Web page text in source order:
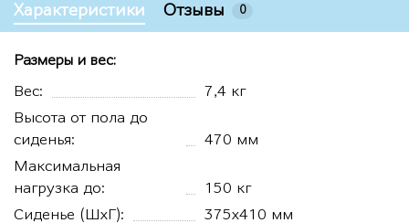
Характеристики Отзывы 0
Размеры и вес:
Вес:
7,4 кг
Высота от пола до
сиденья:
470 мм
Максимальная
нагрузка до:
150 кг
Сиденье (ШхГ):
375х410 мм